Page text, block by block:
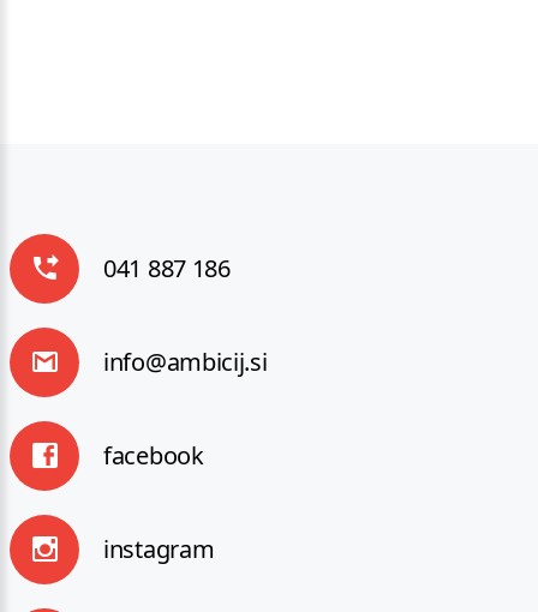
041 887 186
info@ambicij.si
facebook
instagram